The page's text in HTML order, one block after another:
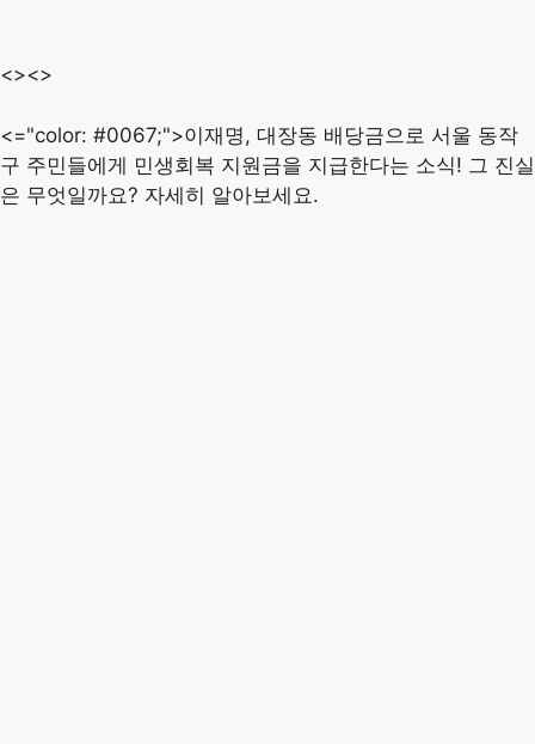
<><>
<="color: #0067;">이재명, 대장동 배당금으로 서울 동작
구 주민들에게 민생회복 지원금을 지급한다는 소식! 그 진실
은 무엇일까요? 자세히 알아보세요.